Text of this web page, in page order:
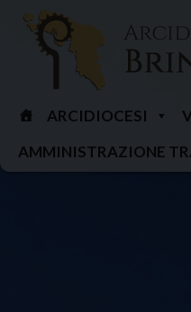
content
ARCIDIOCESI
AMMINISTRAZIONE